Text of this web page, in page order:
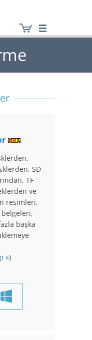
SD
TF
ve
resimleri,
belgeleri,
başka
»)